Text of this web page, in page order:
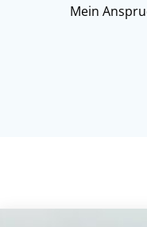
Mein